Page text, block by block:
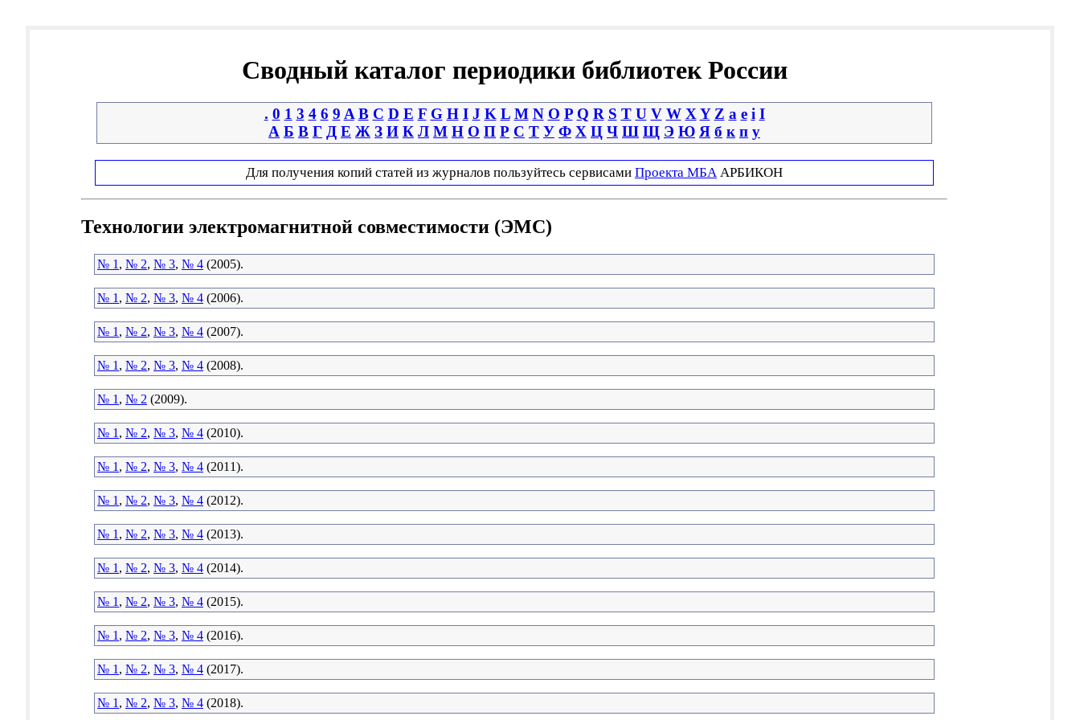
Сводный каталог периодики библиотек России
. 0 1 3 4 6 9 A B C D E F G H I J K L M N O P Q R S T U V W X Y Z a e i І
А Б В Г Д Е Ж З И К Л М Н О П Р С Т У Ф Х Ц Ч Ш Щ Э Ю Я б к п у
Для получения копий статей из журналов пользуйтесь сервисами Проекта МБА АРБИКОН
Технологии электромагнитной совместимости (ЭМС)
№ 1 , № 2, № 3, № 4 (2005).
№ 1 , № 2, № 3, № 4 (2006).
№ 1 , № 2, № 3, № 4 (2007).
№ 1 , № 2, № 3, № 4 (2008).
№ 1 , № 2 (2009).
№ 1 , № 2, № 3, № 4 (2010).
№ 1 , № 2, № 3, № 4 (2011).
№ 1 , № 2, № 3, № 4 (2012).
№ 1 , № 2, № 3, № 4 (2013).
№ 1 , № 2, № 3, № 4 (2014).
№ 1 , № 2, № 3, № 4 (2015).
№ 1 , № 2, № 3, № 4 (2016).
№ 1 , № 2, № 3, № 4 (2017).
№ 1 , № 2, № 3, № 4 (2018).